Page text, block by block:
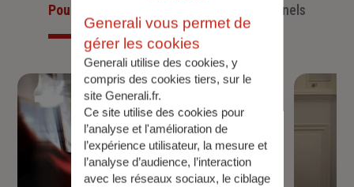
Pour les particuliers Pour les professionnels
Generali vous permet de
gérer les cookies
Generali utilise des cookies, y
compris des cookies tiers, sur le
site Generali.fr.
Ce site utilise des cookies pour
l’analyse et l'amélioration de
l’expérience utilisateur, la mesure et
l’analyse d’audience, l’interaction
avec les réseaux sociaux, le ciblage